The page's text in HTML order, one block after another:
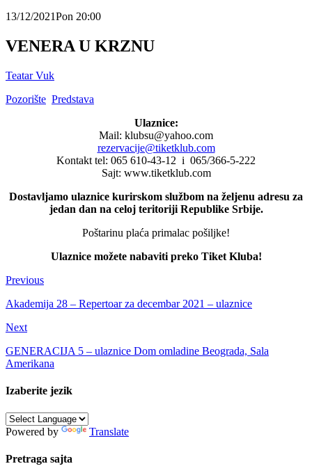
13/12/2021Pon 20:00
VENERA U KRZNU
Teatar Vuk
Pozorište Predstava
Ulaznice:
Mail: klubsu@yahoo.com
rezervacije@tiketklub.com
Kontakt tel: 065 610-43-12 i 065/366-5-222
Sajt: www.tiketklub.com
Dostavljamo ulaznice kurirskom službom na željenu adresu za
jedan dan na celoj teritoriji Republike Srbije.
Poštarinu plaća primalac pošiljke!
Ulaznice možete nabaviti preko Tiket Kluba!
Previous
Akademija 28 – Repertoar za decembar 2021 – ulaznice
Next
GENERACIJA 5 – ulaznice Dom omladine Beograda, Sala
Amerikana
Izaberite jezik
Powered by Translate
Pretraga sajta